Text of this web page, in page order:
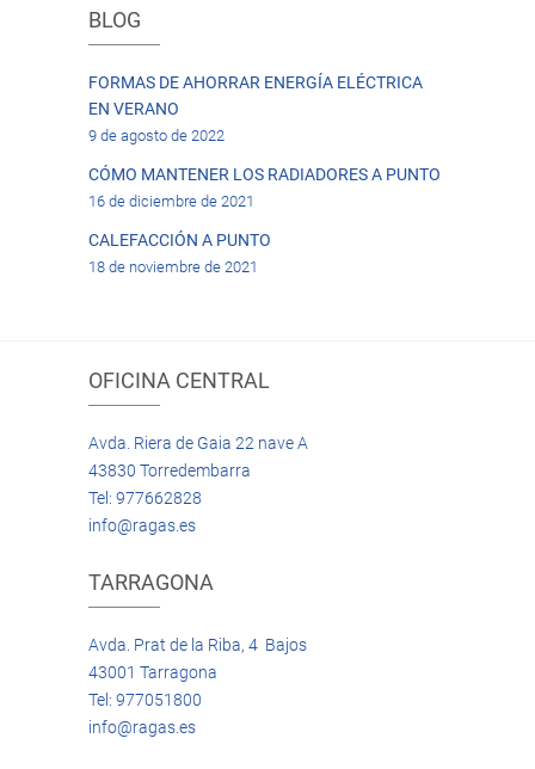
BLOG
FORMAS DE AHORRAR ENERGÍA ELÉCTRICA
EN VERANO
9 de agosto de 2022
CÓMO MANTENER LOS RADIADORES A PUNTO
16 de diciembre de 2021
CALEFACCIÓN A PUNTO
18 de noviembre de 2021
OFICINA CENTRAL
Avda. Riera de Gaia 22 nave A
43830 Torredembarra
Tel: 977662828
info@ragas.es
TARRAGONA
Avda. Prat de la Riba, 4 Bajos
43001 Tarragona
Tel: 977051800
info@ragas.es